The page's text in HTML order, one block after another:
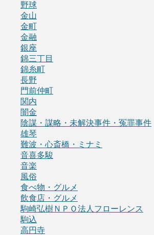
野球
金山
金町
金融
銀座
錦三丁目
錦糸町
長野
門前仲町
関内
闇金
陰謀・謀略・未解決事件・冤罪事件
雄琴
難波・心斎橋・ミナミ
音喜多駿
音楽
風俗
食べ物・グルメ
飲食店・グルメ
駒崎弘樹ＮＰＯ法人フローレンス
駒込
高円寺